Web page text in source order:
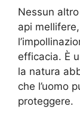
Nessun
api
efficacia. È
la natura
che l’uomo
proteggere.